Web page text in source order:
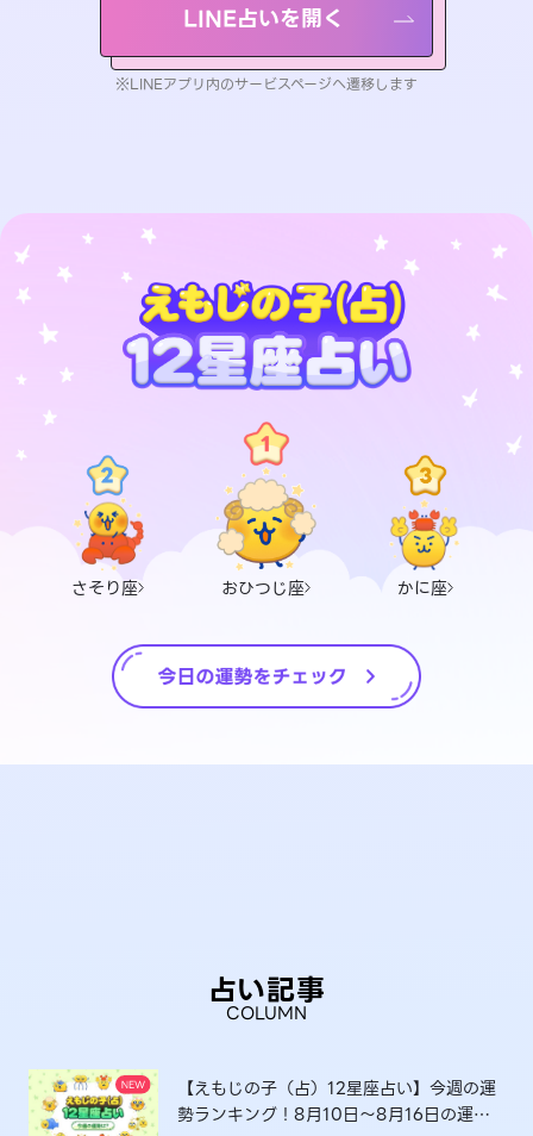
LINE占いを開く
※LINEアプリ内のサービスページへ遷移します
さそり座 おひつじ座 かに座
占い記事
COLUMN
【えもじの子（占）12星座占い】今週の運
勢ランキング！8月10日～8月16日の運勢